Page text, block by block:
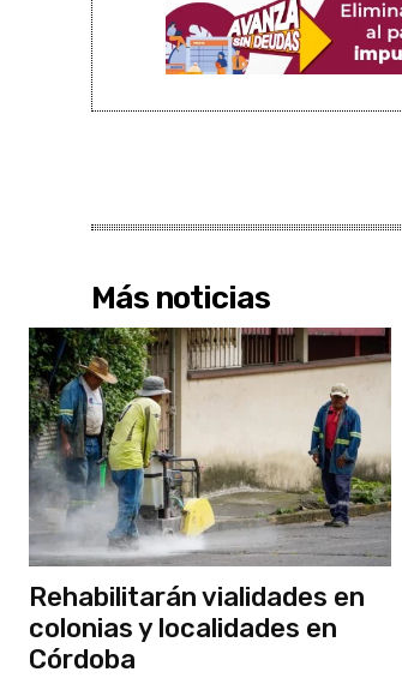
Más noticias
Rehabilitarán vialidades en
colonias y localidades en
Córdoba